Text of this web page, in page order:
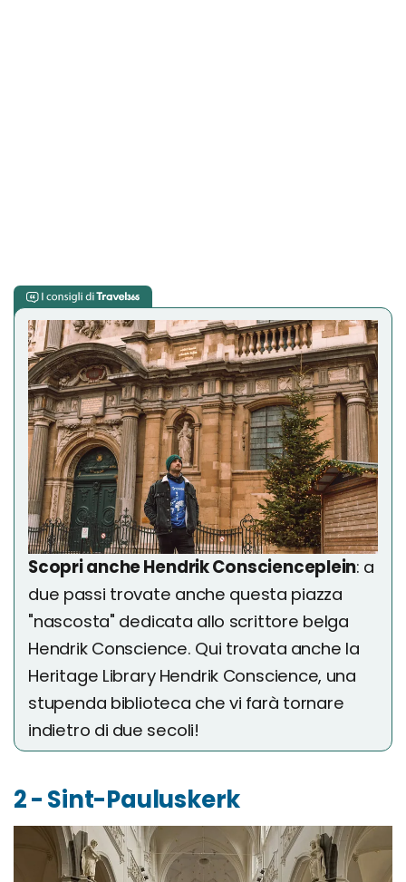
Scopri anche Hendrik Conscienceplein: a
due passi trovate anche questa piazza
"nascosta" dedicata allo scrittore belga
Hendrik Conscience. Qui trovata anche la
Heritage Library Hendrik Conscience, una
stupenda biblioteca che vi farà tornare
indietro di due secoli!
2 - Sint-Pauluskerk